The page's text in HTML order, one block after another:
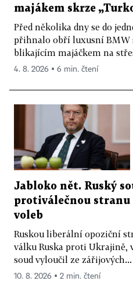
majákem skrze
Před několika dny se do
přihnalo obří luxusní BMW
blikajícím majáčkem na
4. 8. 2026 ▪ 6 min. čtení
Jabloko nět. Ruský
protiválečnou stranu
voleb
Ruskou liberální opoziční
válku Ruska proti Ukrajině,
soud vyloučil ze zářijových...
10. 8. 2026 ▪ 2 min. čtení